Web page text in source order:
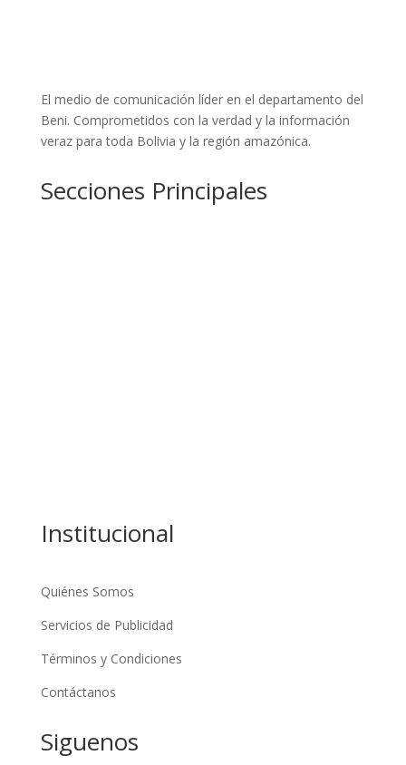
El medio de comunicación líder en el departamento del
Beni. Comprometidos con la verdad y la información
veraz para toda Bolivia y la región amazónica.
Secciones Principales
Institucional
Quiénes Somos
Servicios de Publicidad
Términos y Condiciones
Contáctanos
Siguenos